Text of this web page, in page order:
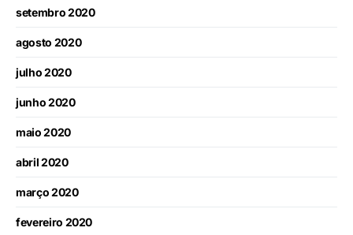
setembro 2020
agosto 2020
julho 2020
junho 2020
maio 2020
abril 2020
março 2020
fevereiro 2020